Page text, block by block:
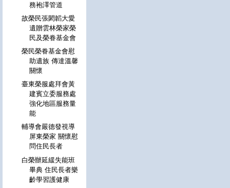
務袍澤管道
故榮民張閎韜大愛
遺贈雲林榮家榮
民及榮眷基金會
榮民榮眷基金會慰
助遺族 傳達溫馨
關懷
臺東榮服處拜會黃
建賓立委服務處
強化地區服務量
能
輔導會嚴德發視導
屏東榮家 關懷慰
問住民長者
白榮辦延緩失能班
畢典 住民長者樂
齡學習護健康